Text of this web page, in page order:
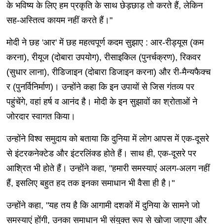
के भविष्य के लिए हम प्रकृति के साथ छेड़छाड़ तो करते हैं, लेकिन
सह-अस्तित्व कायम नहीं करते हैं।"
मोदी ने छह 'आर' में छह महत्वपूर्ण कदम सुझाए : आर-रीड्यूस (कम
करना), रीयूज (दोबारा उपयोग), रीसाइकिल (पुनर्चक्रण), रिकवर
(सुधार लाना), रीडिजाइन (दोबारा डिजाइन करना) और री-मैन्यफैक्च
र (पुनर्विनिर्माण)। उन्होंने कहा कि इन उपायों से जिस गंतव्य पर
पहुंचेंगे, वहां हर्ष व आनंद है। मोदी के इन सुझावों का श्रोताओं ने
जोरदार स्वागत किया।
उन्होंने विश्व समुदाय को बताया कि दुनिया में लोग आपस में एक-दूसरे
से इंटरकनेक्टेड और इंटरलिंक्ड होते हैं। साथ ही, एक-दूसरे पर
आश्रित भी होते हैं। उन्होंने कहा, "हमारी समस्याएं अलग-अलग नहीं
हैं, इसलिए बहुत हद तक इनका समाधान भी वैसा ही है।"
उन्होंने कहा, "यह तय है कि आगामी दशकों में दुनिया के सामने जो
समस्याएं होंगी, उनका समाधान भी संयुक्त रूप से खोजा जाएगा और